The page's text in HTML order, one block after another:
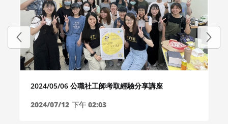
2024/05/06 公職社工師考取經驗分享講座
2024/07/12 下午 02:03